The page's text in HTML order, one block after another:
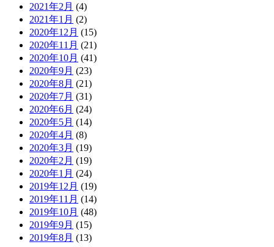
2021年2月 (4)
2021年1月 (2)
2020年12月 (15)
2020年11月 (21)
2020年10月 (41)
2020年9月 (23)
2020年8月 (21)
2020年7月 (31)
2020年6月 (24)
2020年5月 (14)
2020年4月 (8)
2020年3月 (19)
2020年2月 (19)
2020年1月 (24)
2019年12月 (19)
2019年11月 (14)
2019年10月 (48)
2019年9月 (15)
2019年8月 (13)